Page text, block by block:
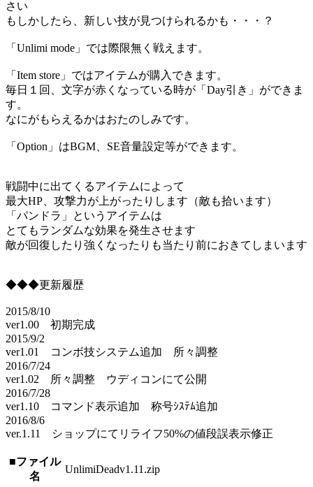
さい
もしかしたら、新しい技が見つけられるかも・・・？
「Unlimi mode」では際限無く戦えます。
「Item store」ではアイテムが購入できます。
毎日１回、文字が赤くなっている時が「Day引き」ができま
す。
なにがもらえるかはおたのしみです。
「Option」はBGM、SE音量設定等ができます。
戦闘中に出てくるアイテムによって
最大HP、攻撃力が上がったりします（敵も拾います）
「パンドラ」というアイテムは
とてもランダムな効果を発生させます
敵が回復したり強くなったりも当たり前におきてしまいます
◆◆◆更新履歴
2015/8/10
ver1.00 初期完成
2015/9/2
ver1.01 コンボ技システム追加 所々調整
2016/7/24
ver1.02 所々調整 ウディコンにて公開
2016/7/28
ver1.10 コマンド表示追加 称号ｼｽﾃﾑ追加
2016/8/6
ver.1.11 ショップにてリライフ50%の値段誤表示修正
■ファイル
名
UnlimiDeadv1.11.zip